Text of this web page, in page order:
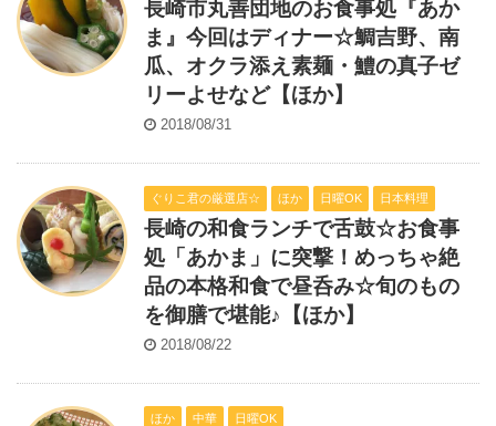
長崎市丸善団地のお食事処『あか
ま』今回はディナー☆鯛吉野、南
瓜、オクラ添え素麺・鱧の真子ゼ
リーよせなど【ほか】
2018/08/31
ぐりこ君の厳選店☆ ほか 日曜OK 日本料理
長崎の和食ランチで舌鼓☆お食事
処「あかま」に突撃！めっちゃ絶
品の本格和食で昼呑み☆旬のもの
を御膳で堪能♪【ほか】
2018/08/22
ほか 中華 日曜OK